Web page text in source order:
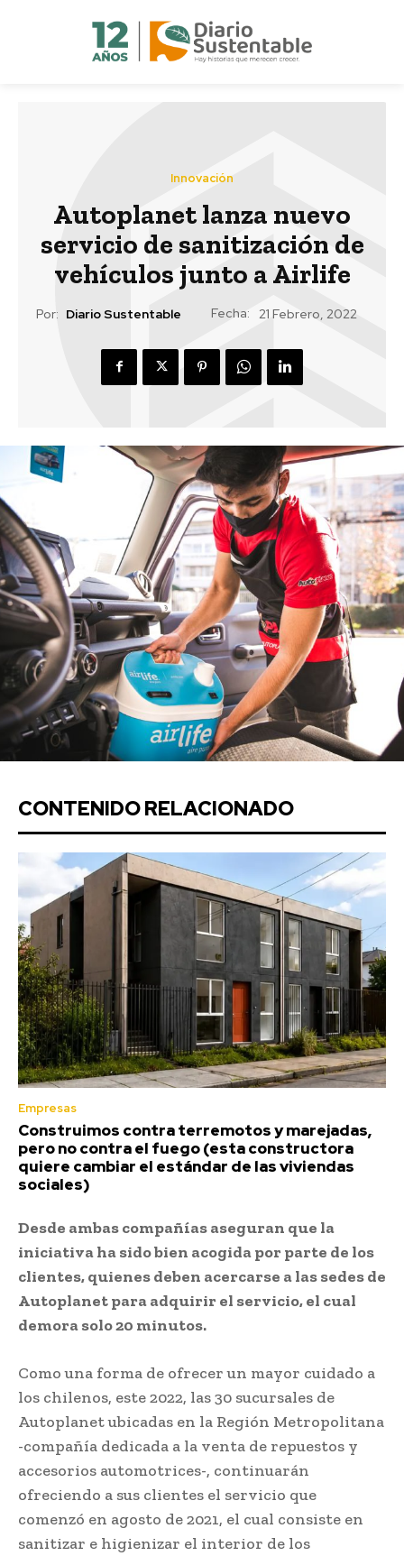
Innovación
Autoplanet lanza nuevo
servicio de sanitización de
vehículos junto a Airlife
Por: Diario Sustentable Fecha: 21 Febrero, 2022
CONTENIDO RELACIONADO
Empresas
Construimos contra terremotos y marejadas,
pero no contra el fuego (esta constructora
quiere cambiar el estándar de las viviendas
sociales)
Desde ambas compañías aseguran que la
iniciativa ha sido bien acogida por parte de los
clientes, quienes deben acercarse a las sedes de
Autoplanet para adquirir el servicio, el cual
demora solo 20 minutos.
Como una forma de ofrecer un mayor cuidado a
los chilenos, este 2022, las 30 sucursales de
Autoplanet ubicadas en la Región Metropolitana
-compañía dedicada a la venta de repuestos y
accesorios automotrices-, continuarán
ofreciendo a sus clientes el servicio que
comenzó en agosto de 2021, el cual consiste en
sanitizar e higienizar el interior de los